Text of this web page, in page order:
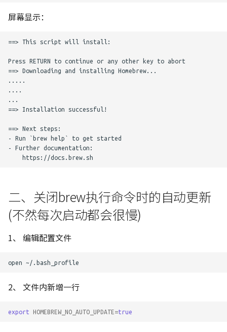
h
裁剪项目工件
识别风险
选择项目方法论
知识转移
屏幕显示：
==> This script will install:
Press RETURN to continue or any other key to abort
==> Downloading and installing Homebrew...
==> Installation successful!
==> Next steps:
- Run `brew help` to get started
- Further documentation:
二、关闭brew执行命令时的自动更新
(不然每次启动都会很慢)
1、 编辑配置文件
open
2、 文件内新增一行
export HOMEBREW_NO_AUTO_UPDATE=true